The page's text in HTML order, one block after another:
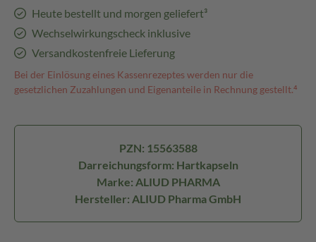
Heute bestellt und morgen geliefert³
Wechselwirkungscheck inklusive
Versandkostenfreie Lieferung
Bei der Einlösung eines Kassenrezeptes werden nur die
gesetzlichen Zuzahlungen und Eigenanteile in Rechnung gestellt.⁴
PZN: 15563588
Darreichungsform: Hartkapseln
Marke: ALIUD PHARMA
Hersteller: ALIUD Pharma GmbH